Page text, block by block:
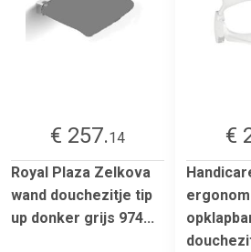
€ 257.14
Royal Plaza Zelkova
wand douchezitje tip
up donker grijs 974...
€